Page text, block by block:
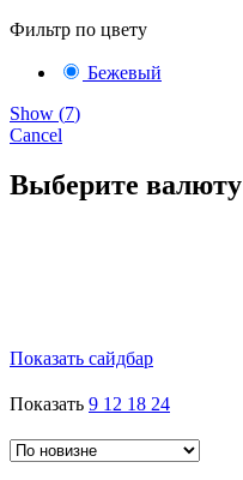
Фильтр по цвету
Бежевый
Show (7)
Cancel
Выберите валюту
Показать сайдбар
Показать 9 12 18 24